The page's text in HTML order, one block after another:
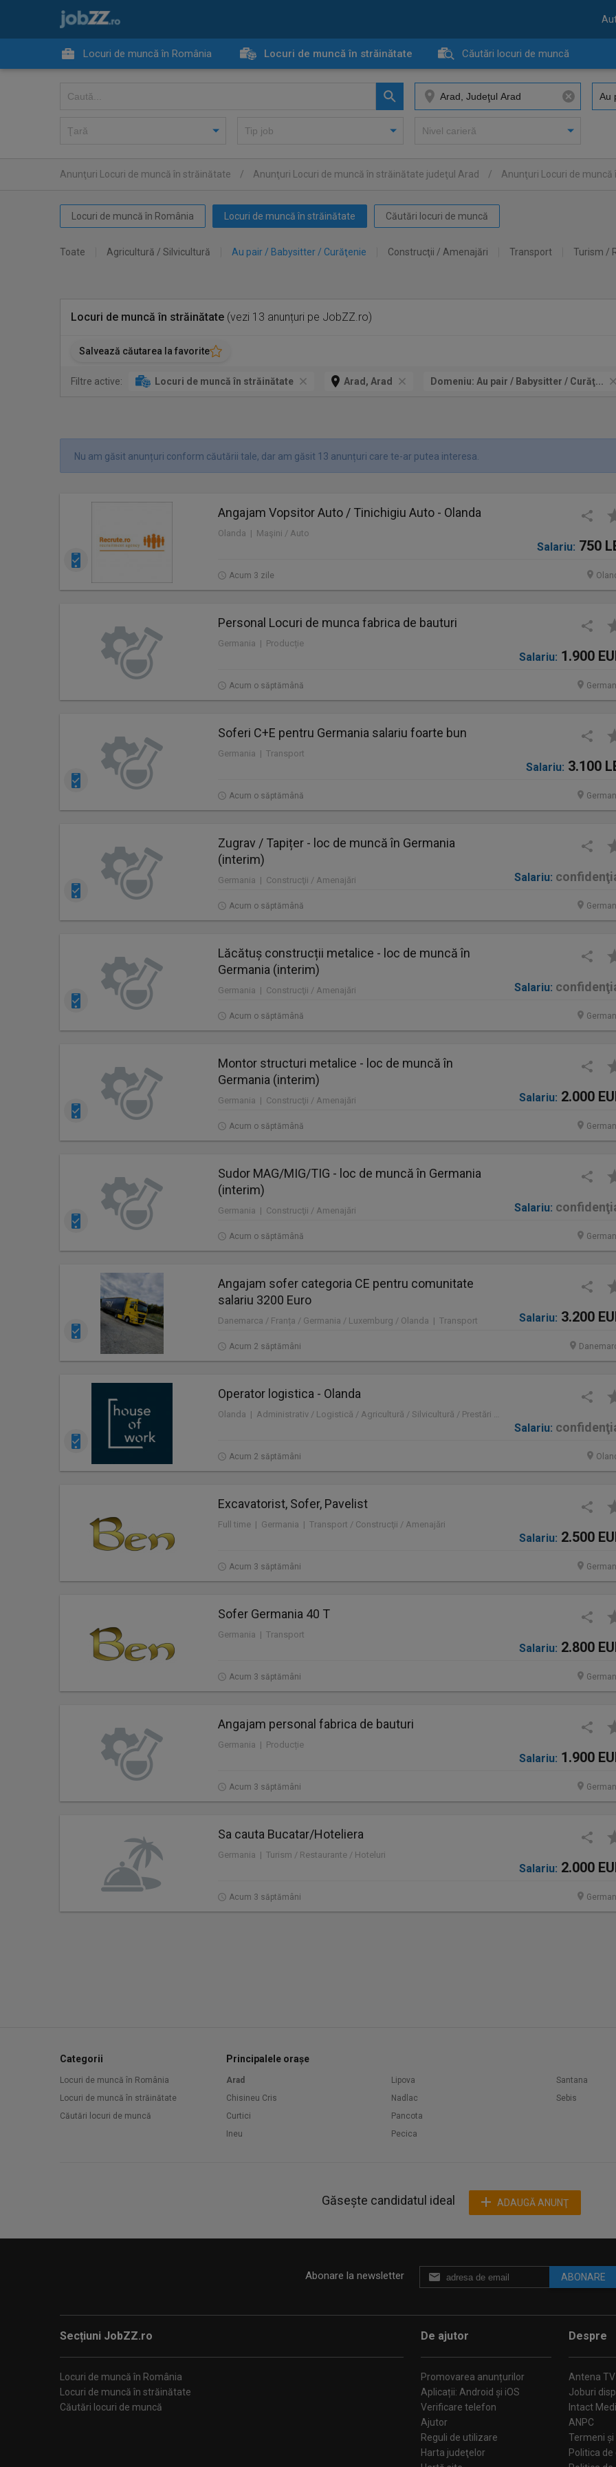
Locuri de muncă în România Locuri de muncă în străinătate Căutări locuri de muncă
Anunţuri Locuri de muncă în străinătate / Anunţuri Locuri de muncă în străinătate judeţul Arad / Anunţuri Locuri de
Locuri de muncă în România Locuri de muncă în străinătate Căutări locuri de muncă
Toate Agricultură / Silvicultură Au pair / Babysitter / Curăţenie Construcţii / Amenajări Transport Turism /
Locuri de muncă în străinătate (vezi 13 anunțuri pe JobZZ.ro)
Salvează căutarea la favorite
Filtre active: Locuri de muncă în străinătate Arad, Arad Domeniu: Au pair / Babysitter / Curăţ...
Nu am găsit anunțuri conform căutării tale, dar am găsit 13 anunțuri care te-ar putea interesa.
Angajam Vopsitor Auto / Tinichigiu Auto - Olanda
Olanda | Maşini / Auto
Salariu: 750
Acum 3 zile
Personal Locuri de munca fabrica de bauturi
Germania | Producție
Salariu: 1.900
Acum o săptămână
Soferi C+E pentru Germania salariu foarte bun
Germania | Transport
Salariu: 3.100
Acum o săptămână
Zugrav / Tapițer - loc de muncă în Germania
(interim)
Germania | Construcţii / Amenajări Salariu:
Acum o săptămână
Lăcătuș construcții metalice - loc de muncă în
Germania (interim)
Germania | Construcţii / Amenajări Salariu:
Acum o săptămână
Montor structuri metalice - loc de muncă în
Germania (interim)
Germania | Construcţii / Amenajări Salariu: 2.000
Acum o săptămână
Sudor MAG/MIG/TIG - loc de muncă în Germania
(interim)
Germania | Construcţii / Amenajări Salariu:
Acum o săptămână
Angajam sofer categoria CE pentru comunitate
salariu 3200 Euro
Danemarca / Franța / Germania / Luxemburg / Olanda | Transport Salariu: 3.200
Acum 2 săptămâni
Operator logistica - Olanda
Olanda | Administrativ / Logistică / Agricultură / Silvicultură / Prestări servicii / Producție /
Salariu:
Acum 2 săptămâni
Excavatorist, Sofer, Pavelist
Full time | Germania | Transport / Construcţii / Amenajări
Salariu: 2.500
Acum 3 săptămâni
Sofer Germania 40 T
Germania | Transport
Salariu: 2.800
Acum 3 săptămâni
Angajam personal fabrica de bauturi
Germania | Producție
Salariu: 1.900
Acum 3 săptămâni
Sa cauta Bucatar/Hoteliera
Germania | Turism / Restaurante / Hoteluri
Salariu: 2.000
Acum 3 săptămâni
Categorii
Locuri de muncă în România
Locuri de muncă în străinătate
Căutări locuri de muncă
Principalele orașe
Arad
Chisineu Cris
Curtici
Ineu
Lipova
Nadlac
Pancota
Pecica
Santana
Sebis
Găsește candidatul ideal ADAUGĂ ANUNŢ
Abonare la newsletter ABONARE
Secțiuni JobZZ.ro
Locuri de muncă în România
Locuri de muncă în străinătate
Căutări locuri de muncă
De ajutor
Promovarea anunțurilor
Aplicații: Android și iOS
Verificare telefon
Ajutor
Reguli de utilizare
Harta judeţelor
Despre
Antena TV
Joburi
Intact
ANPC
Termeni și
Politica de